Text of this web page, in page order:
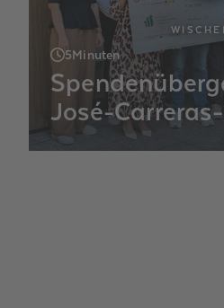
5Minuten
José-
Im Juni haben wir im